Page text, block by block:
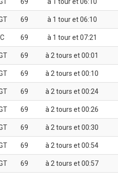
69 à 1 tour et 06:10
69 à 1 tour et 07:21
69 à 2 tours et 00:01
69 à 2 tours et 00:10
69 à 2 tours et 00:24
69 à 2 tours et 00:26
69 à 2 tours et 00:30
69 à 2 tours et 00:54
69 à 2 tours et 00:57